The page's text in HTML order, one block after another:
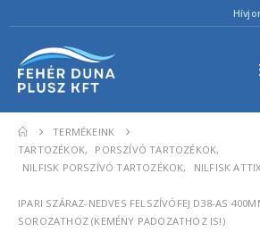
TERMÉKEINK
TARTOZÉKOK, PORSZÍVÓ TARTOZÉKOK,
NILFISK PORSZÍVÓ TARTOZÉKOK, NILFISK
IPARI SZÁRAZ-NEDVES FELSZÍVÓFEJ D38-AS
SOROZATHOZ (KEMÉNY PADOZATHOZ IS!)